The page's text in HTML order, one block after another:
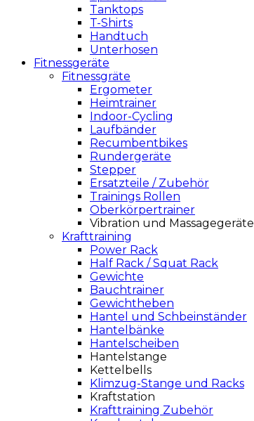
Tanktops
T-Shirts
Handtuch
Unterhosen
Fitnessgeräte
Fitnessgräte
Ergometer
Heimtrainer
Indoor-Cycling
Laufbänder
Recumbentbikes
Rundergeräte
Stepper
Ersatzteile / Zubehör
Trainings Rollen
Oberkörpertrainer
Vibration und Massagegeräte
Krafttraining
Power Rack
Half Rack / Squat Rack
Gewichte
Bauchtrainer
Gewichtheben
Hantel und Schbeinständer
Hantelbänke
Hantelscheiben
Hantelstange
Kettelbells
Klimzug-Stange und Racks
Kraftstation
Krafttraining Zubehör